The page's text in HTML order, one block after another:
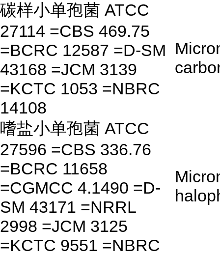
碳样小单孢菌 ATCC
27114 =CBS 469.75
=BCRC 12587 =D-SM
43168 =JCM 3139
=KCTC 1053 =NBRC
14108
嗜盐小单孢菌 ATCC
27596 =CBS 336.76
=BCRC 11658
=CGMCC 4.1490 =D-
SM 43171 =NRRL
2998 =JCM 3125
=KCTC 9551 =NBRC